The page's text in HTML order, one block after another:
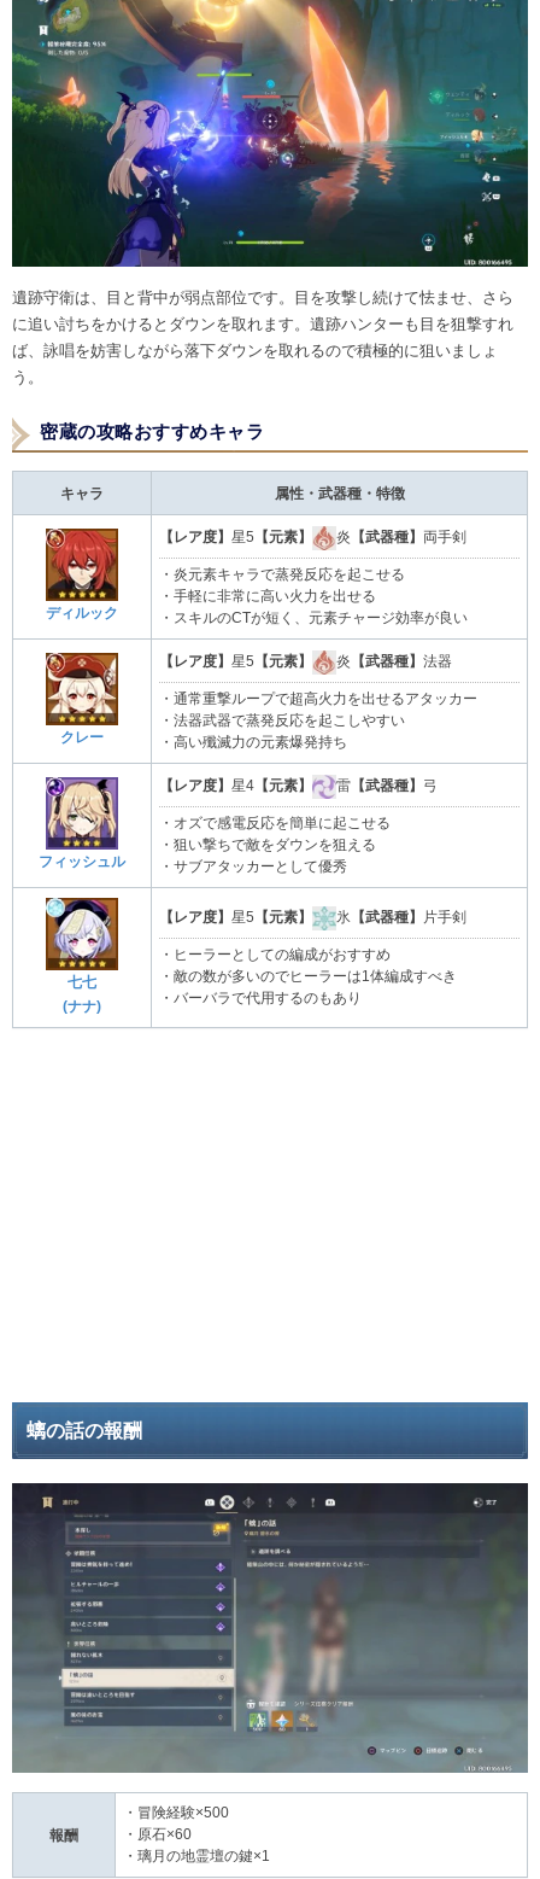
遺跡守衛は、目と背中が弱点部位です。目を攻撃し続けて怯ませ、さら
に追い討ちをかけるとダウンを取れます。遺跡ハンターも目を狙撃すれ
ば、詠唱を妨害しながら落下ダウンを取れるので積極的に狙いましょ
う。
密蔵の攻略おすすめキャラ
キャラ 属性・武器種・特徴
ディルック
【レア度】 星5 【元素】 炎 【武器種】 両手剣
・炎元素キャラで蒸発反応を起こせる
・手軽に非常に高い火力を出せる
・スキルのCTが短く、元素チャージ効率が良い
クレー
【レア度】 星5 【元素】 炎 【武器種】 法器
・通常重撃ループで超高火力を出せるアタッカー
・法器武器で蒸発反応を起こしやすい
・高い殲滅力の元素爆発持ち
フィッシュル
【レア度】 星4 【元素】 雷 【武器種】 弓
・オズで感電反応を簡単に起こせる
・狙い撃ちで敵をダウンを狙える
・サブアタッカーとして優秀
七七
(ナナ)
【レア度】 星5 【元素】 氷 【武器種】 片手剣
・ヒーラーとしての編成がおすすめ
・敵の数が多いのでヒーラーは1体編成すべき
・バーバラで代用するのもあり
螭の話の報酬
報酬
・冒険経験×500
・原石×60
・璃月の地霊壇の鍵×1